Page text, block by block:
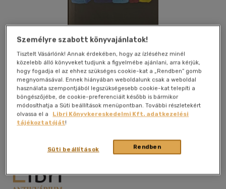
Kívánságlistához adom Megosztom
magyar nyelvű|keménytábla,
védőborító|450 oldal
Személyre szabott könyvajánlatok!
Tisztelt Vásárlónk! Annak érdekében, hogy az ízléséhez minél
közelebb álló könyveket tudjunk a figyelmébe ajánlani, arra kérjük,
hogy fogadja el az ehhez szükséges cookie-kat a „Rendben” gomb
megnyomásával. Ennek hiányában weboldalunk csak a weboldal
használata szempontjából legszükségesebb cookie-kat telepíti a
böngészőjébe, de cookie-preferenciáit később is bármikor
módosíthatja a Süti beállítások menüpontban. További részletekért
olvassa el a
Libri Könyvkereskedelmi Kft. adatkezelési
tájékoztatóját!
Rendben
Süti beállítások